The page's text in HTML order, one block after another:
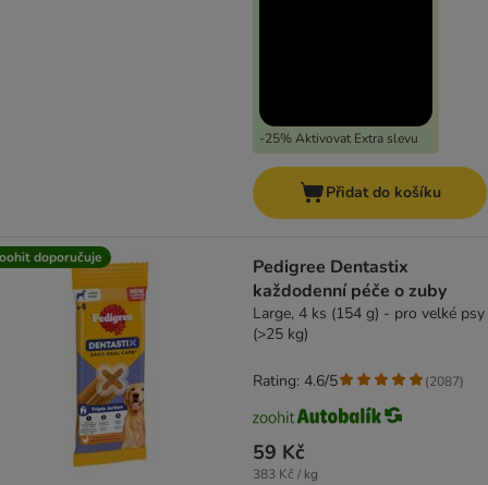
-25% Aktivovat Extra slevu
Přidat do košíku
doporučuje
Pedigree Dentastix
každodenní péče o zuby
Large, 4 ks (154 g) - pro velké psy
(>25 kg)
59 Kč
383 Kč / kg
Rating: 4.6/5 (2087)